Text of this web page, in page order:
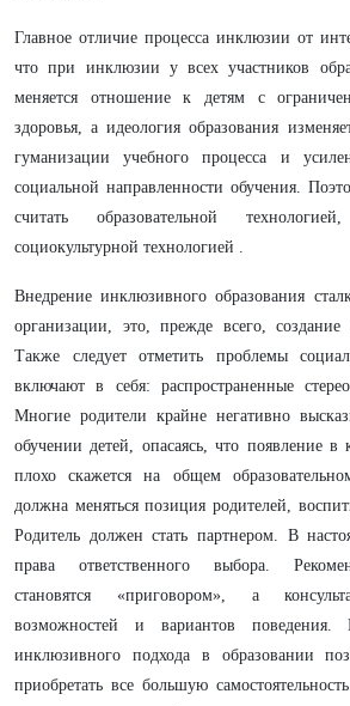
Главное отличие процесса инклюзии от
что при инклюзии у всех участников
меняется отношение к детям с
здоровья, а идеология образования
гуманизации учебного процесса и
социальной направленности обучения.
считать образовательной
социокультурной технологией .
Внедрение инклюзивного образования
организации, это, прежде всего, создание
Также следует отметить проблемы
включают в себя: распространенные
Многие родители крайне негативно
обучении детей, опасаясь, что появление в
плохо скажется на общем
должна меняться позиция родителей,
Родитель должен стать партнером. В
права ответственного выбора.
становятся «приговором», а
возможностей и вариантов поведения.
инклюзивного подхода в образовании
приобретать все большую